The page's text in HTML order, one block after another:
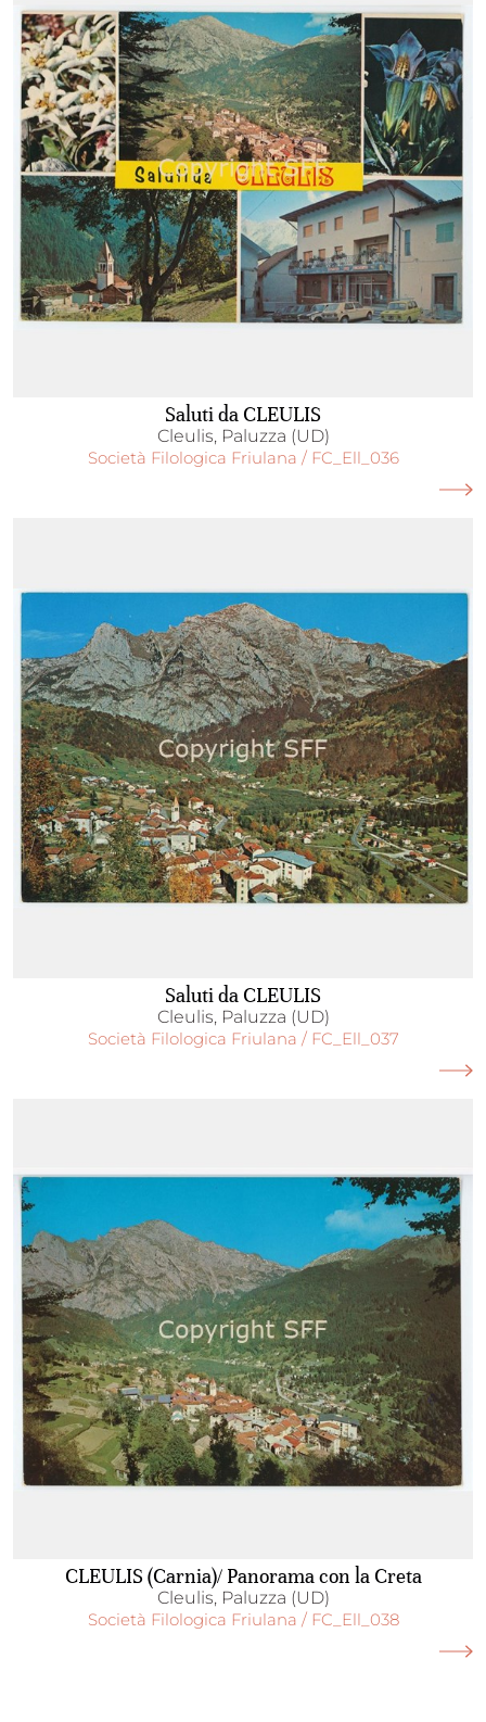
Saluti da CLEULIS
Cleulis, Paluzza (UD)
Società Filologica Friulana / FC_Ell_036
Saluti da CLEULIS
Cleulis, Paluzza (UD)
Società Filologica Friulana / FC_Ell_037
CLEULIS (Carnia)/ Panorama con la Creta
Cleulis, Paluzza (UD)
Società Filologica Friulana / FC_Ell_038